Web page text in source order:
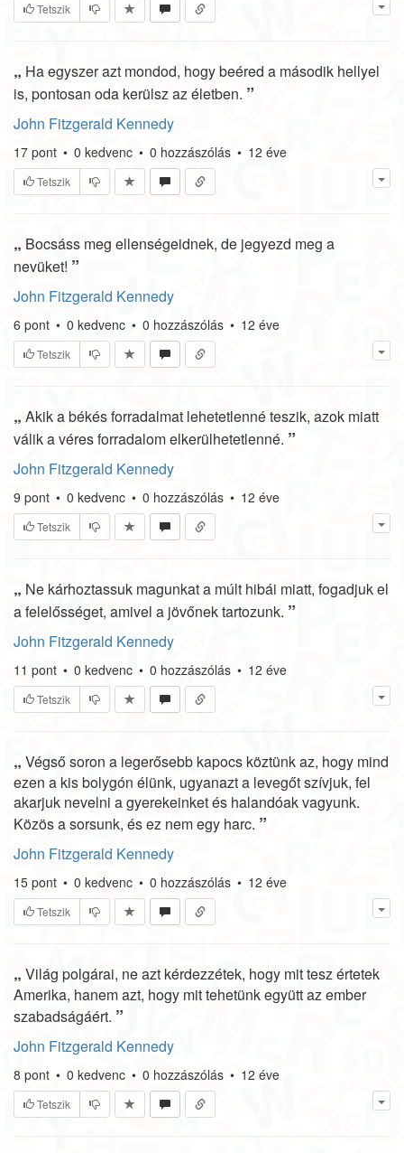
Tetszik
„ Ha egyszer azt mondod, hogy beéred a második hellyel
is, pontosan oda kerülsz az életben. ”
John Fitzgerald Kennedy
17 pont • 0 kedvenc • 0 hozzászólás • 12 éve
Tetszik
„ Bocsáss meg ellenségeidnek, de jegyezd meg a
nevüket! ”
John Fitzgerald Kennedy
6 pont • 0 kedvenc • 0 hozzászólás • 12 éve
Tetszik
„ Akik a békés forradalmat lehetetlenné teszik, azok miatt
válik a véres forradalom elkerülhetetlenné. ”
John Fitzgerald Kennedy
9 pont • 0 kedvenc • 0 hozzászólás • 12 éve
Tetszik
„ Ne kárhoztassuk magunkat a múlt hibái miatt, fogadjuk el
a felelősséget, amivel a jövőnek tartozunk. ”
John Fitzgerald Kennedy
11 pont • 0 kedvenc • 0 hozzászólás • 12 éve
Tetszik
„ Végső soron a legerősebb kapocs köztünk az, hogy mind
ezen a kis bolygón élünk, ugyanazt a levegőt szívjuk, fel
akarjuk nevelni a gyerekeinket és halandóak vagyunk.
Közös a sorsunk, és ez nem egy harc. ”
John Fitzgerald Kennedy
15 pont • 0 kedvenc • 0 hozzászólás • 12 éve
Tetszik
„ Világ polgárai, ne azt kérdezzétek, hogy mit tesz értetek
Amerika, hanem azt, hogy mit tehetünk együtt az ember
szabadságáért. ”
John Fitzgerald Kennedy
8 pont • 0 kedvenc • 0 hozzászólás • 12 éve
Tetszik